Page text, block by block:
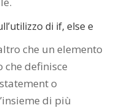
di if, else e
che un elemento
definisce
o
di più